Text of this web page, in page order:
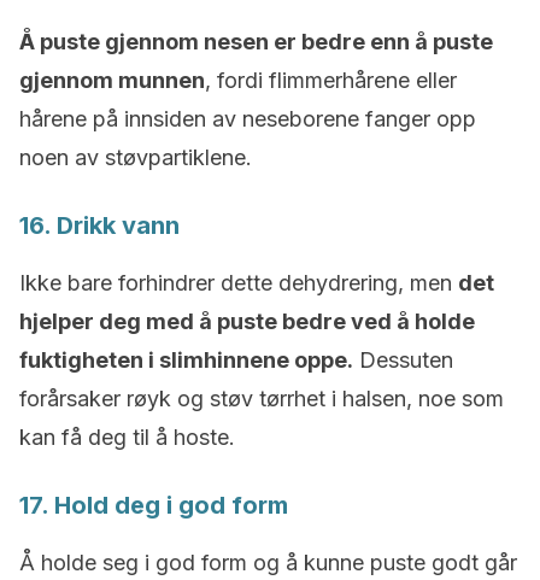
Å puste gjennom nesen er bedre enn å puste
gjennom munnen, fordi flimmerhårene eller
hårene på innsiden av neseborene fanger opp
noen av støvpartiklene.
16. Drikk vann
Ikke bare forhindrer dette dehydrering, men det
hjelper deg med å puste bedre ved å holde
fuktigheten i slimhinnene oppe. Dessuten
forårsaker røyk og støv tørrhet i halsen, noe som
kan få deg til å hoste.
17. Hold deg i god form
Å holde seg i god form og å kunne puste godt går